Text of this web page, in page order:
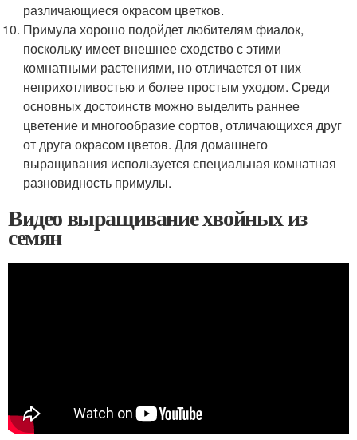
различающиеся окрасом цветков.
Примула хорошо подойдет любителям фиалок,
поскольку имеет внешнее сходство с этими
комнатными растениями, но отличается от них
неприхотливостью и более простым уходом. Среди
основных достоинств можно выделить раннее
цветение и многообразие сортов, отличающихся друг
от друга окрасом цветов. Для домашнего
выращивания используется специальная комнатная
разновидность примулы.
Видео выращивание хвойных из
семян